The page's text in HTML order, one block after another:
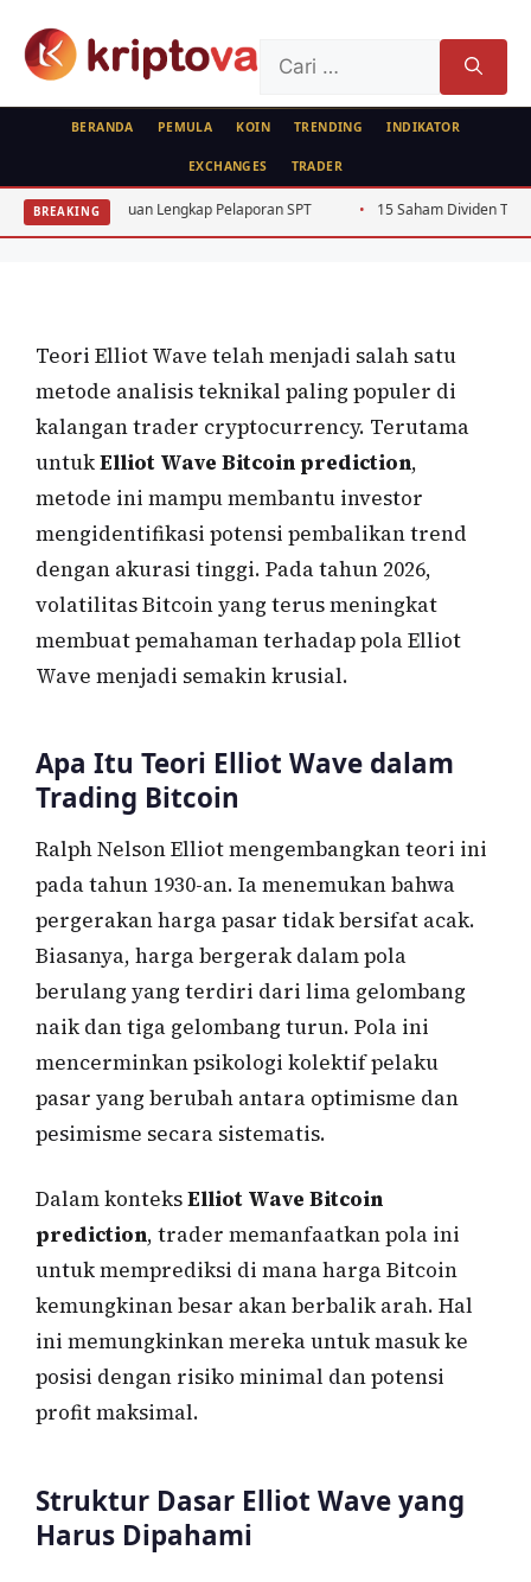
untuk:
BERANDA PEMULA KOIN TRENDING INDIKATOR
EXCHANGES TRADER
BREAKING
Pelaporan SPT 15 Saham Dividen Tinggi BEJ Rutin 4 Tahun
Elliot Wave Bitcoin Prediction: Panduan
Deteksi Reversal 2026
Teori Elliot Wave telah menjadi salah satu
metode analisis teknikal paling populer di
kalangan trader cryptocurrency. Terutama
untukElliot Wave Bitcoin prediction,
metode ini mampu membantu investor
mengidentifikasi potensi pembalikan trend
dengan akurasi tinggi. Pada tahun 2026,
volatilitas Bitcoin yang terus meningkat
membuat pemahaman terhadap pola Elliot
Wave menjadi semakin krusial.
Apa Itu Teori Elliot Wave dalam
Trading Bitcoin
Ralph Nelson Elliot mengembangkan teori ini
pada tahun 1930-an. Ia menemukan bahwa
pergerakan harga pasar tidak bersifat acak.
Biasanya, harga bergerak dalam pola
berulang yang terdiri dari lima gelombang
naik dan tiga gelombang turun. Pola ini
mencerminkan psikologi kolektif pelaku
pasar yang berubah antara optimisme dan
pesimisme secara sistematis.
Dalam konteksElliot Wave Bitcoin
prediction, trader memanfaatkan pola ini
untuk memprediksi di mana harga Bitcoin
kemungkinan besar akan berbalik arah. Hal
ini memungkinkan mereka untuk masuk ke
posisi dengan risiko minimal dan potensi
profit maksimal.
Struktur Dasar Elliot Wave yang
Harus Dipahami